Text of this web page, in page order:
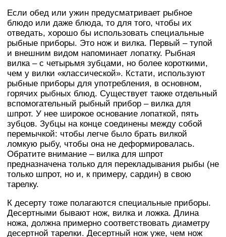
Если обед или ужин предусматривает рыбное
блюдо или даже блюда, то для того, чтобы их
отведать, хорошо бы использовать специальные
рыбные приборы. Это нож и вилка. Первый – тупой
и внешним видом напоминает лопатку. Рыбная
вилка – с четырьмя зубцами, но более короткими,
чем у вилки «классической». Кстати, используют
рыбные приборы для употребления, в основном,
горячих рыбных блюд. Существует также отдельный
вспомогательный рыбный прибор – вилка для
шпрот. У нее широкое основание лопаткой, пять
зубцов. Зубцы на конце соединены между собой
перемычкой: чтобы легче было брать вилкой
ломкую рыбу, чтобы она не деформировалась.
Обратите внимание – вилка для шпрот
предназначена только для перекладывания рыбы (не
только шпрот, но и, к примеру, сардин) в свою
тарелку.
К десерту тоже полагаются специальные приборы.
Десертными бывают нож, вилка и ложка. Длина
ножа, должна примерно соответствовать диаметру
десертной тарелки. Десертный нож уже, чем нож